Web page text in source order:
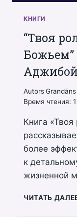
КНИГИ
“Твоя
Божьем”
Autors
Время чтения: 1
Книга
более
к
жизненной
ЧИТАТЬ